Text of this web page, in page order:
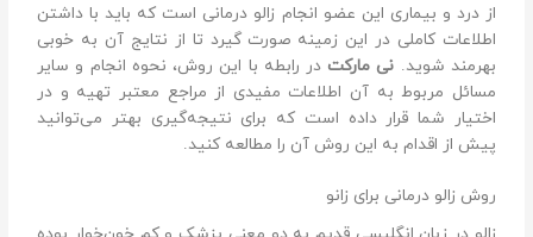
از درد و بیماری این عضو انجام زالو درمانی است که باید با داشتن
اطلاعات کاملی در این زمینه صورت گیرد تا از نتایج آن به خوبی
بهرمند شوید. نی مارکت در رابطه با این روش، نحوه انجام و سایر
مسائل مربوط‌ به آن اطلاعات مفیدی از مراجع معتبر تهیه و در
اختیار شما قرار داده است که برای نتیجه‌گیری بهتر می‌توانید
پیش از اقدام به این روش آن را مطالعه کنید.
روش زالو درمانی برای زانو